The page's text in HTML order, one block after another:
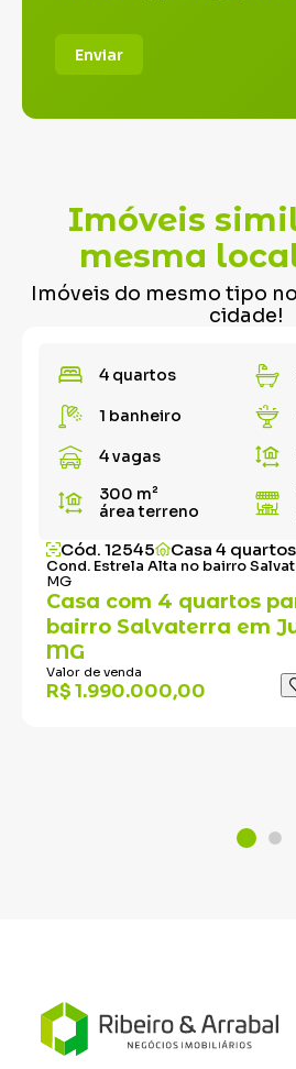
Enviar
Imóveis
mesma
Imóveis do mesmo tipo
cidade!
4 quartos
1 banheiro
4 vagas
300 m²
área terreno
Cód. 12545 Casa 4 quartos
Cond. Estrela Alta no bairro
MG
Casa com 4 quartos
bairro Salvaterra em
MG
Valor de venda
R$ 1.990.000,00